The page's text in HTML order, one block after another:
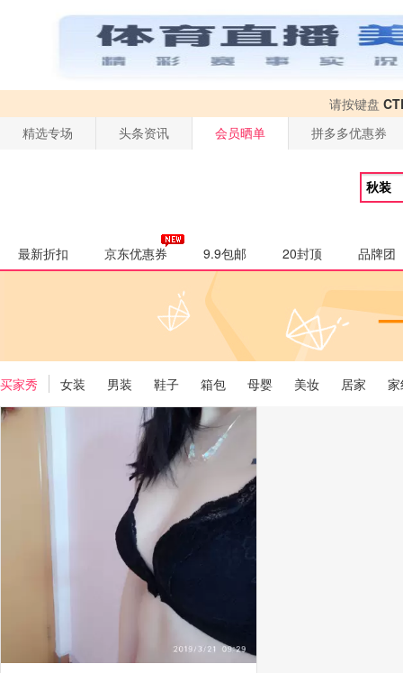
请按键盘
精选专场
头条资讯 会员晒单 拼多多优惠券
最新折扣 京东优惠券 9.9包邮 20封顶 品牌团
买家秀 女装 男装 鞋子 箱包 母婴 美妆 居家